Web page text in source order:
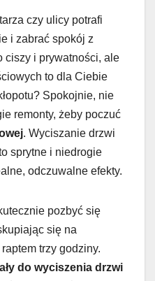
czy ulicy potrafi
i zabrać spokój z
ciszy i prywatności, ale
to dla Ciebie
Spokojnie, nie
remonty, żeby poczuć
. Wyciszanie drzwi
sprytne i niedrogie
odczuwalne efekty.
pozbyć się
się na
trzy godziny.
do wyciszenia drzwi